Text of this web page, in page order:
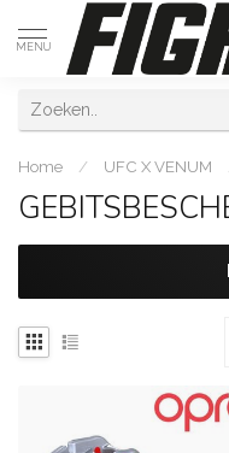
MENU
Home / UFC X VENUM